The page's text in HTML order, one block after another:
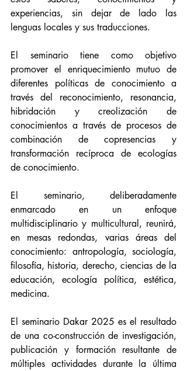
experiencias, sin dejar de lado las
lenguas locales y sus traducciones.
El seminario tiene como objetivo
promover el enriquecimiento mutuo de
diferentes políticas de conocimiento a
través del reconocimiento, resonancia,
hibridación y creolización de
conocimientos a través de procesos de
combinación de copresencias y
transformación recíproca de ecologías
de conocimiento.
El seminario, deliberadamente
enmarcado en un enfoque
multidisciplinario y multicultural, reunirá,
en mesas redondas, varias áreas del
conocimiento: antropología, sociología,
filosofía, historia, derecho, ciencias de la
educación, ecología política, estética,
medicina.
El seminario Dakar 2025 es el resultado
de una co-construcción de investigación,
publicación y formación resultante de
múltiples actividades durante la última